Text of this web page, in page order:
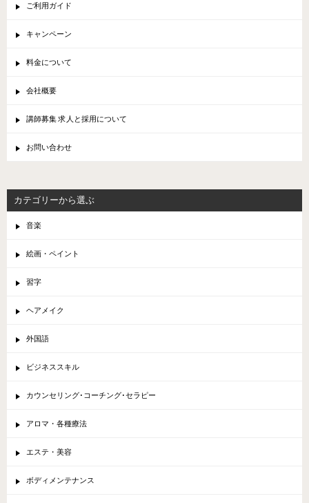
ご利用ガイド
キャンペーン
料金について
会社概要
講師募集 求人と採用について
お問い合わせ
カテゴリーから選ぶ
音楽
絵画・ペイント
習字
ヘアメイク
外国語
ビジネススキル
カウンセリング･コーチング･セラピー
アロマ・各種療法
エステ・美容
ボディメンテナンス